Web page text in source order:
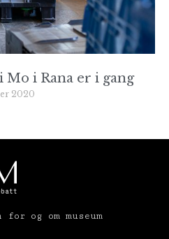
Mo i Rana er i gang
2020
for og om museum